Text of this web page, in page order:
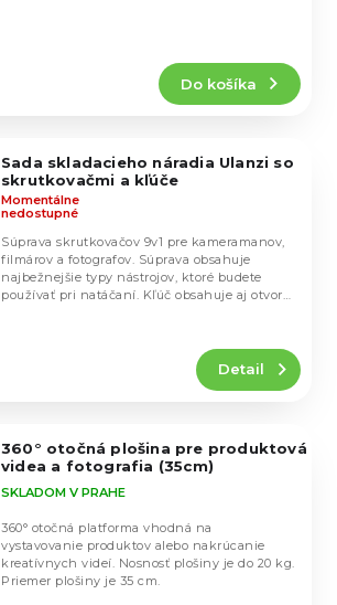
Do košíka
Sada skladacieho náradia Ulanzi so
skrutkovačmi a kľúče
Momentálne
nedostupné
Detail
Súprava skrutkovačov 9v1 pre kameramanov,
filmárov a fotografov. Súprava obsahuje
najbežnejšie typy nástrojov, ktoré budete
používať pri natáčaní. Kľúč obsahuje aj otvory
360° otočná plošina pre produktová
videa a fotografia (35cm)
SKLADOM V PRAHE
360° otočná platforma vhodná na
vystavovanie produktov alebo nakrúcanie
kreatívnych videí. Nosnosť plošiny je do 20 kg.
Priemer plošiny je 35 cm.